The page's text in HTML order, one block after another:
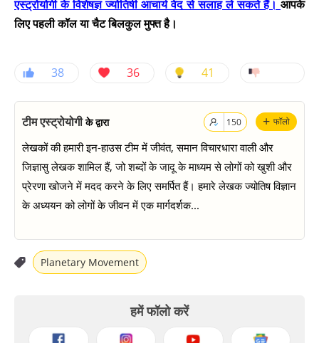
एस्ट्रोयोगी के विशेषज्ञ ज्योतिषी आचार्य वेद से सलाह ले सकते हैं। आपके
लिए पहली कॉल या चैट बिलकुल मुफ्त है।
38 36 41
+ फॉलो
150
टीम एस्ट्रोयोगीके द्वारा
लेखकों की हमारी इन-हाउस टीम में जीवंत, समान विचारधारा वाली और
जिज्ञासु लेखक शामिल हैं, जो शब्दों के जादू के माध्यम से लोगों को खुशी और
प्रेरणा खोजने में मदद करने के लिए समर्पित हैं। हमारे लेखक ज्योतिष विज्ञान
के अध्ययन को लोगों के जीवन में एक मार्गदर्शक...
Planetary Movement
हमें फॉलो करें